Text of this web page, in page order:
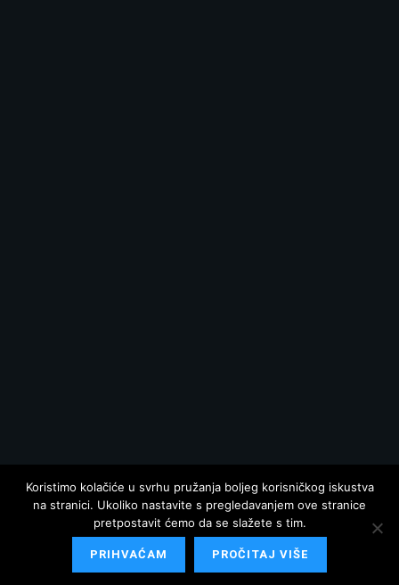
© 2025 Hrvatska danas
Koristimo kolačiće u svrhu pružanja boljeg korisničkog iskustva
na stranici. Ukoliko nastavite s pregledavanjem ove stranice
pretpostavit ćemo da se slažete s tim.
PRIHVAĆAM PROČITAJ VIŠE